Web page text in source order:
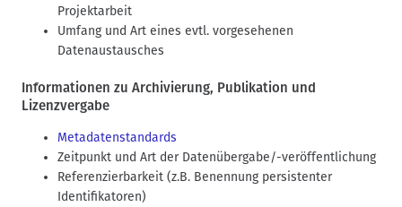
Projektarbeit
Umfang und Art eines evtl. vorgesehenen
Datenaustausches
Informationen zu Archivierung, Publikation und
Lizenzvergabe
Metadatenstandards
Zeitpunkt und Art der Datenübergabe/-veröffentlichung
Referenzierbarkeit (z.B. Benennung persistenter
Identifikatoren)